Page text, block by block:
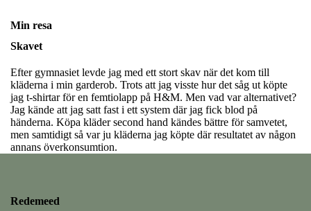
Min resa
Skavet
Efter gymnasiet levde jag med ett stort skav när det kom till
kläderna i min garderob. Trots att jag visste hur det såg ut köpte
jag t-shirtar för en femtiolapp på H&M. Men vad var alternativet?
Jag kände att jag satt fast i ett system där jag fick blod på
händerna. Köpa kläder second hand kändes bättre för samvetet,
men samtidigt så var ju kläderna jag köpte där resultatet av någon
annans överkonsumtion.
Redemeed